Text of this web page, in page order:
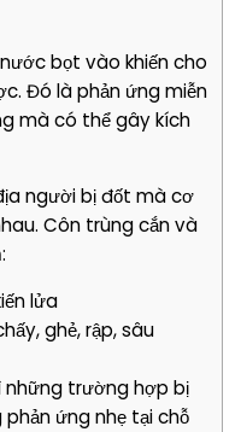
bọt vào khiến cho
Đó là phản ứng miễn
mà có thể gây kích
người bị đốt mà cơ
Côn trùng cắn và
:
lửa
ghẻ, rập, sâu
những trường hợp bị
ứng nhẹ tại chỗ